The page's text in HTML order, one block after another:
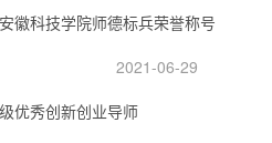
徽科技学院师德标兵荣誉称号
2021-06-29
优秀创新创业导师